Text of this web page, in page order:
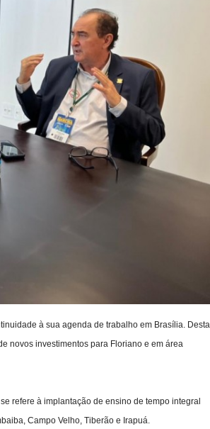
à sua agenda de trabalho em Brasília. Desta
novos investimentos para Floriano e em área
refere à implantação de ensino de tempo integral
Campo Velho, Tiberão e Irapuá.